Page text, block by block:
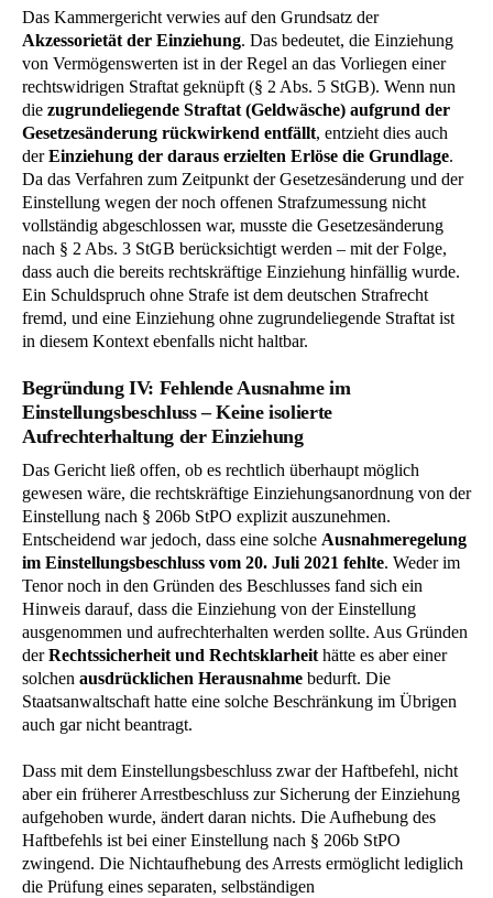
Das Kammergericht verwies auf den Grundsatz der
Akzessorietät der Einziehung. Das bedeutet, die Einziehung
von Vermögenswerten ist in der Regel an das Vorliegen einer
rechtswidrigen Straftat geknüpft (§ 2 Abs. 5 StGB). Wenn nun
die zugrundeliegende Straftat (Geldwäsche) aufgrund der
Gesetzesänderung rückwirkend entfällt, entzieht dies auch
derEinziehung der daraus erzielten Erlöse die Grundlage.
Da das Verfahren zum Zeitpunkt der Gesetzesänderung und der
Einstellung wegen der noch offenen Strafzumessung nicht
vollständig abgeschlossen war, musste die Gesetzesänderung
nach § 2 Abs. 3 StGB berücksichtigt werden – mit der Folge,
dass auch die bereits rechtskräftige Einziehung hinfällig wurde.
Ein Schuldspruch ohne Strafe ist dem deutschen Strafrecht
fremd, und eine Einziehung ohne zugrundeliegende Straftat ist
in diesem Kontext ebenfalls nicht haltbar.
Begründung IV: Fehlende Ausnahme im
Einstellungsbeschluss – Keine isolierte
Aufrechterhaltung der Einziehung
Das Gericht ließ offen, ob es rechtlich überhaupt möglich
gewesen wäre, die rechtskräftige Einziehungsanordnung von der
Einstellung nach § 206b StPO explizit auszunehmen.
Entscheidend war jedoch, dass eine solche Ausnahmeregelung
im Einstellungsbeschluss vom 20. Juli 2021 fehlte. Weder im
Tenor noch in den Gründen des Beschlusses fand sich ein
Hinweis darauf, dass die Einziehung von der Einstellung
ausgenommen und aufrechterhalten werden sollte. Aus Gründen
derRechtssicherheit und Rechtsklarheit hätte es aber einer
solchen ausdrücklichen Herausnahme bedurft. Die
Staatsanwaltschaft hatte eine solche Beschränkung im Übrigen
auch gar nicht beantragt.
Dass mit dem Einstellungsbeschluss zwar der Haftbefehl, nicht
aber ein früherer Arrestbeschluss zur Sicherung der Einziehung
aufgehoben wurde, ändert daran nichts. Die Aufhebung des
Haftbefehls ist bei einer Einstellung nach § 206b StPO
zwingend. Die Nichtaufhebung des Arrests ermöglicht lediglich
die Prüfung eines separaten, selbständigen